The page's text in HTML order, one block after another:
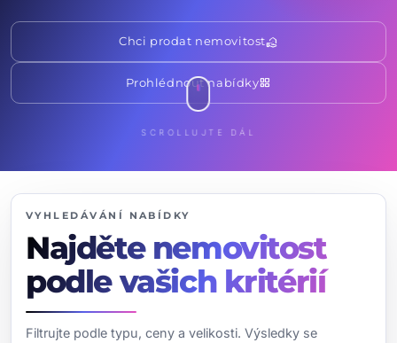
Chci prodat nemovitostreal_estate_agent
Prohlédnout nabídkygrid_view
SCROLLUJTE DÁL
VYHLEDÁVÁNÍ NABÍDKY
Najděte nemovitost
podle vašich kritérií
Filtrujte podle typu, ceny a velikosti. Výsledky se